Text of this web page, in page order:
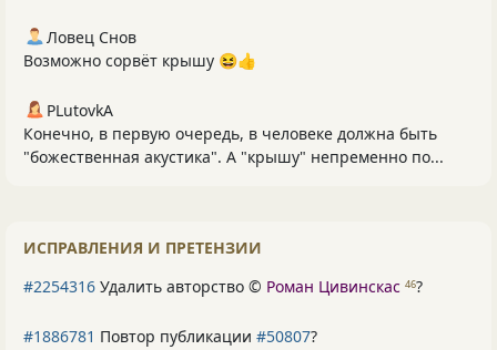
Ловец Снов
Возможно сорвёт крышу 😆👍
PLutоvkА
Конечно, в первую очередь, в человеке должна быть
"божественная акустика". А "крышу" непременно по...
ИСПРАВЛЕНИЯ И ПРЕТЕНЗИИ
#2254316 Удалить авторство © Роман Цивинскас 46?
#1886781 Повтор публикации #50807?